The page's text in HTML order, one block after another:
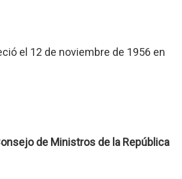
el 12 de noviembre de 1956 en
de Ministros de la República